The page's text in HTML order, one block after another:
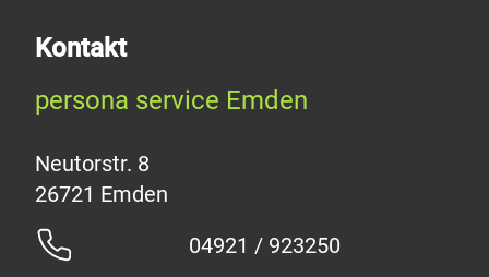
Kontakt
persona service Emden
Neutorstr. 8
04921 / 923250